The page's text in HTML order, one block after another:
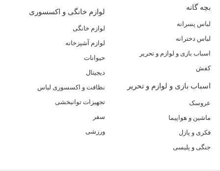
بچه گانه
لباس پسرانه
لباس دخترانه
اسباب بازی و لوازم و تحریر
کفش
اسباب بازی و لوازم و تحریر
عروسک
ماشین و هواپیما
فکری و پازل
جنگی و پلیسی
لوازم خانگی و اکسسوری
لوازم خانگی
لوازم آشپزخانه
حیوانات
دیجیتال
نظافت و اکسسوری لباس
تجهیزات توانبخشی
سفر
ورزشی